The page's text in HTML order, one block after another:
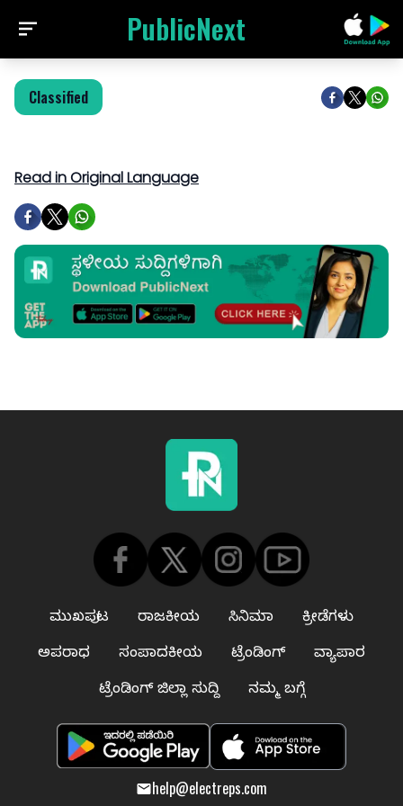
PublicNext
Classified
Read in Original Language
ಮುಖಪುಟ ರಾಜಕೀಯ ಸಿನಿಮಾ
ಕ್ರೀಡೆಗಳು
ಅಪರಾಧ
ಸಂಪಾದಕೀಯ ಟ್ರೆಂಡಿಂಗ್
ವ್ಯಾಪಾರ
ಟ್ರೆಂಡಿಂಗ್ ಜಿಲ್ಲಾ ಸುದ್ದಿ
ನಮ್ಮ ಬಗ್ಗೆ
help@electreps.com